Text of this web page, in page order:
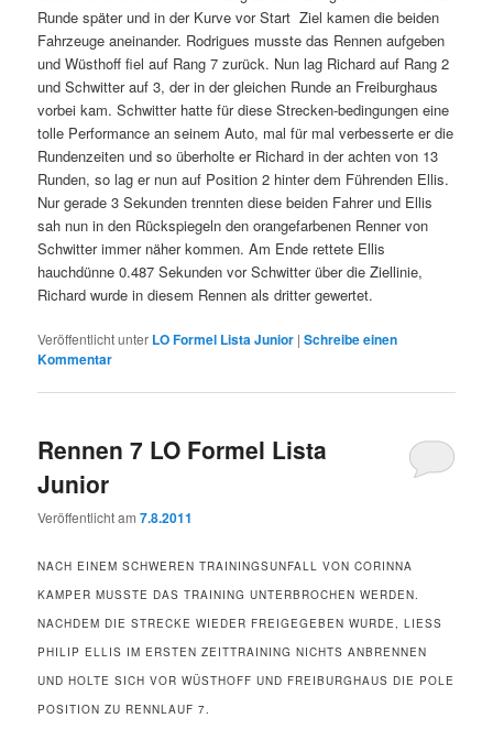
Runde später und in der Kurve vor Start  Ziel kamen die beiden
Fahrzeuge aneinander. Rodrigues musste das Rennen aufgeben
und Wüsthoff fiel auf Rang 7 zurück. Nun lag Richard auf Rang 2
und Schwitter auf 3, der in der gleichen Runde an Freiburghaus
vorbei kam. Schwitter hatte für diese Strecken-bedingungen eine
tolle Performance an seinem Auto, mal für mal verbesserte er die
Rundenzeiten und so überholte er Richard in der achten von 13
Runden, so lag er nun auf Position 2 hinter dem Führenden Ellis.
Nur gerade 3 Sekunden trennten diese beiden Fahrer und Ellis
sah nun in den Rückspiegeln den orangefarbenen Renner von
Schwitter immer näher kommen. Am Ende rettete Ellis
hauchdünne 0.487 Sekunden vor Schwitter über die Ziellinie,
Richard wurde in diesem Rennen als dritter gewertet.
Veröffentlicht unter LO Formel Lista Junior |Schreibe einen
Kommentar
Rennen 7 LO Formel Lista
Junior
Veröffentlicht am7.8.2011
NACH EINEM SCHWEREN TRAININGSUNFALL VON CORINNA
KAMPER MUSSTE DAS TRAINING UNTERBROCHEN WERDEN.
NACHDEM DIE STRECKE WIEDER FREIGEGEBEN WURDE, LIESS
PHILIP ELLIS IM ERSTEN ZEITTRAINING NICHTS ANBRENNEN
UND HOLTE SICH VOR WÜSTHOFF UND FREIBURGHAUS DIE POLE
POSITION ZU RENNLAUF 7.